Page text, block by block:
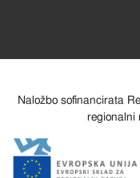
Naložbo sofinancirata
regionalni